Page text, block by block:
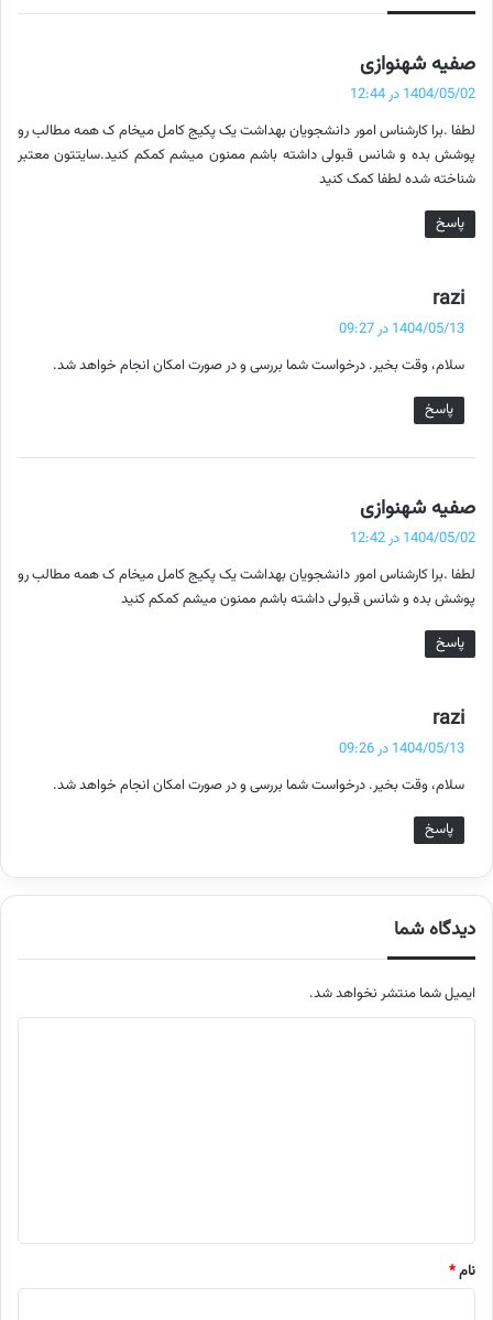
صفیه شهنوازی
ف
:
1404/05/02 در 12:44
لطفا .برا کارشناس امور دانشجویان بهداشت یک پکیج کامل میخام ک همه مطالب رو
پوشش بده و شانس قبولی داشته باشم ممنون میشم کمکم کنید.سایتتون معتبر
شناخته شده لطفا کمک کنید
پاسخ
razi
ف
1404/05/13 در 09:27
سلام، وقت بخیر. درخواست شما بررسی و در صورت امکان انجام خواهد شد.
پاسخ
صفیه شهنوازی
ف
:
1404/05/02 در 12:42
لطفا .برا کارشناس امور دانشجویان بهداشت یک پکیج کامل میخام ک همه مطالب رو
پوشش بده و شانس قبولی داشته باشم ممنون میشم کمکم کنید
پاسخ
razi
ف
1404/05/13 در 09:26
سلام، وقت بخیر. درخواست شما بررسی و در صورت امکان انجام خواهد شد.
پاسخ
دیدگاه شما
ایمیل شما منتشر نخواهد شد.
ا
ه
نام*